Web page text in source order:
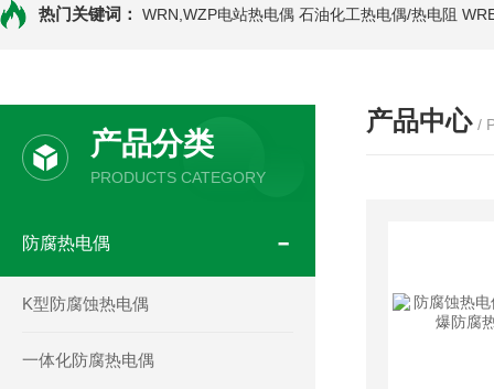
热门关键词： WRN,WZP电站热电偶 石油化工热电偶/热电阻
产品分类
PRODUCTS CATEGORY
防腐热电偶
K型防腐蚀热电偶
一体化防腐热电偶
产品中心 /